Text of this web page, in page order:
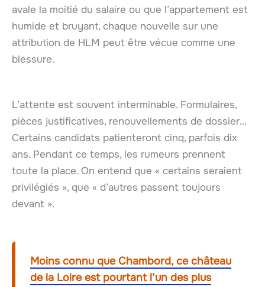
avale la moitié du salaire ou que l’appartement est
humide et bruyant, chaque nouvelle sur une
attribution de HLM peut être vécue comme une
blessure.
L’attente est souvent interminable. Formulaires,
pièces justificatives, renouvellements de dossier…
Certains candidats patienteront cinq, parfois dix
ans. Pendant ce temps, les rumeurs prennent
toute la place. On entend que « certains seraient
privilégiés », que « d’autres passent toujours
devant ».
Moins connu que Chambord, ce château
de la Loire est pourtant l’un des plus